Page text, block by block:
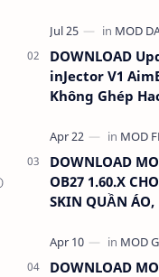
CHO FREE FIRE
MỚI NHẤT -
DOWNLOAD
inJector V1
Không Ghép
DOWNLOAD
OB27 1.60.X
SKIN QUẦN
DOWNLOAD